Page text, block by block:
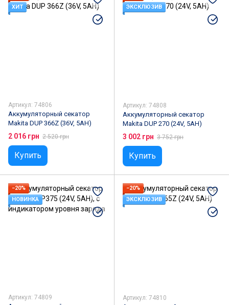
ХИТ
Артикул: 74806
Аккумуляторный секатор
Makita DUP 366Z (36V, 5AH)
2 016 грн 2 520 грн
Купить
ЭКСКЛЮЗИВ
Артикул: 74808
Аккумуляторный секатор
Makita DUP 270 (24V, 5AH)
3 002 грн 3 752 грн
Купить
−20%
НОВИНКА
Артикул: 74809
−20%
ЭКСКЛЮЗИВ
Артикул: 74810